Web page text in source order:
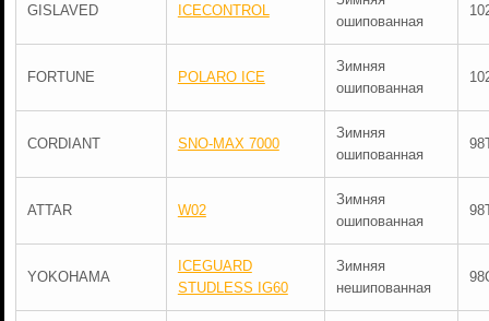
GISLAVED ICECONTROL
ошипованная
FORTUNE POLARO ICE
Зимняя
ошипованная
CORDIANT SNO-MAX 7000
Зимняя
ошипованная
ATTAR W02
Зимняя
ошипованная
YOKOHAMA
ICEGUARD
STUDLESS IG60
Зимняя
нешипованная